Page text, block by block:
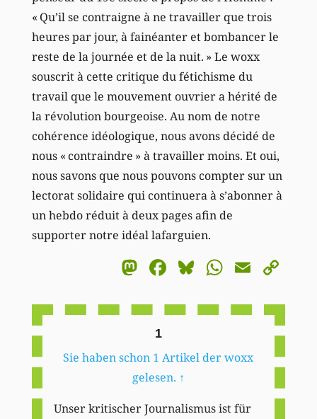
« Qu’il se contraigne à ne travailler que trois
heures par jour, à fainéanter et bombancer le
reste de la journée et de la nuit. » Le woxx
souscrit à cette critique du fétichisme du
travail que le mouvement ouvrier a hérité de
la révolution bourgeoise. Au nom de notre
cohérence idéologique, nous avons décidé de
nous « contraindre » à travailler moins. Et oui,
nous savons que nous pouvons compter sur un
lectorat solidaire qui continuera à s’abonner à
un hebdo réduit à deux pages afin de
supporter notre idéal lafarguien.
Mastodon
Facebook
BlueskyEmail
1
Sie haben schon 1 Artikel der woxx
gelesen. ↑
Unser kritischer Journalismus ist für